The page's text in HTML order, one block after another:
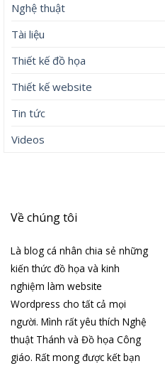
Nghệ thuật
Tài liệu
Thiết kế đồ họa
Thiết kế website
Tin tức
Videos
Về chúng tôi
Là blog cá nhân chia sẻ những
kiến thức đồ họa và kinh
nghiệm làm website
Wordpress cho tất cả mọi
người. Mình rất yêu thích Nghệ
thuật Thánh và Đồ họa Công
giáo. Rất mong được kết bạn